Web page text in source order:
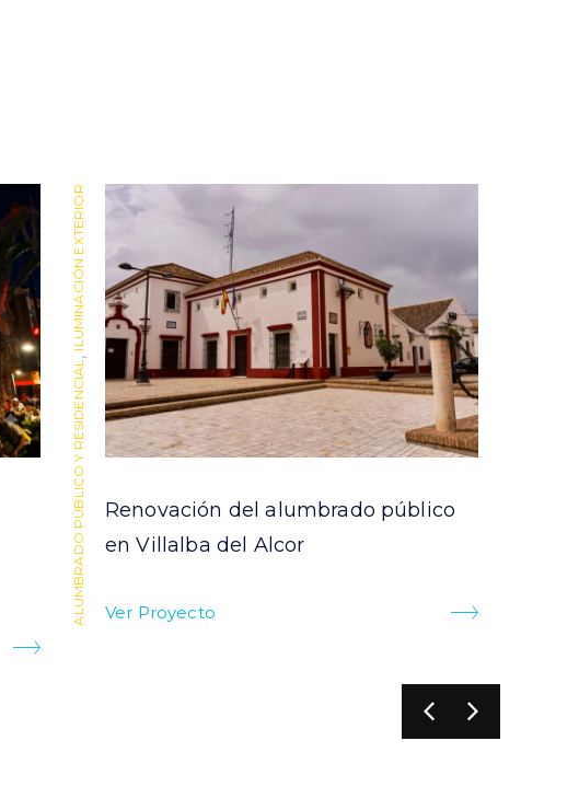
ALUMBRADO PÚBLICO Y RESIDENCIAL
,
ILUMINACIÓN EXTERIOR
Renovación del alumbrado público
en Villalba del Alcor
Ver Proyecto